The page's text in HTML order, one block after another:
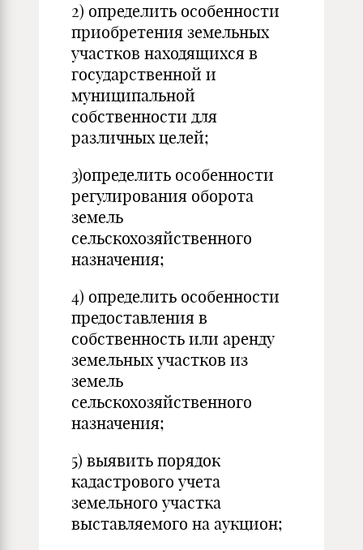
2) определить особенности
приобретения земельных
участков находящихся в
государственной и
муниципальной
собственности для
различных целей;
3)определить особенности
регулирования оборота
земель
сельскохозяйственного
назначения;
4) определить особенности
предоставления в
собственность или аренду
земельных участков из
земель
сельскохозяйственного
назначения;
5) выявить порядок
кадастрового учета
земельного участка
выставляемого на аукцион;